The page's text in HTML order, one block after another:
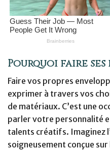
Pourquoi faire ses
Faire vos propres
exprimer à travers vos
de matériaux. C’est une
parler votre personnalité
talents créatifs. Imaginez
soigneusement conçue